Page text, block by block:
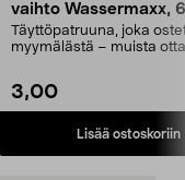
vaihto Wassermaxx,
Täyttöpatruuna, joka
myymälästä – muista
3,00
Lisää ostoskoriin